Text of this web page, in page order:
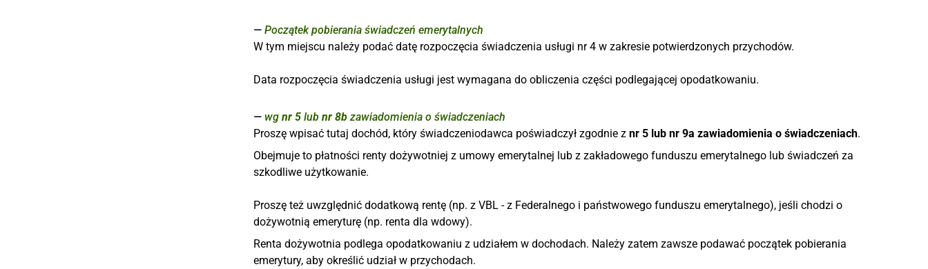
Początek pobierania świadczeń emerytalnych
W tym miejscu należy podać datę rozpoczęcia świadczenia usługi nr 4 w zakresie potwierdzonych przychodów.
Data rozpoczęcia świadczenia usługi jest wymagana do obliczenia części podlegającej opodatkowaniu.
wg nr 5 lub nr 8bzawiadomienia o świadczeniach
Proszę wpisać tutaj dochód, który świadczeniodawca poświadczył zgodnie z nr 5 lub nr 9a zawiadomienia o świadczeniach.
Obejmuje to płatności renty dożywotniej z umowy emerytalnej lub z zakładowego funduszu emerytalnego lub świadczeń za
szkodliwe użytkowanie.
Proszę też uwzględnić dodatkową rentę (np. z VBL - z Federalnego i państwowego funduszu emerytalnego), jeśli chodzi o
dożywotnią emeryturę (np. renta dla wdowy).
Renta dożywotnia podlega opodatkowaniu z udziałem w dochodach. Należy zatem zawsze podawać początek pobierania
emerytury, aby określić udział w przychodach.